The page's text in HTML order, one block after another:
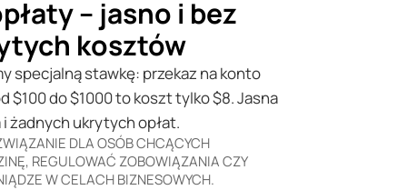
– jasno i bez
kosztów
specjalną stawkę: przekaz na konto
$100 do $1000 to koszt tylko $8. Jasna
żadnych ukrytych opłat.
DLA OSÓB CHCĄCYCH
REGULOWAĆ ZOBOWIĄZANIA CZY
W CELACH BIZNESOWYCH.